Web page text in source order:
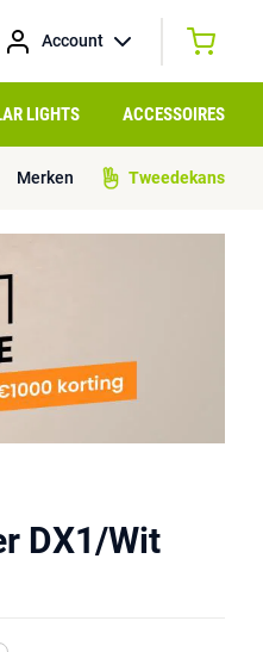
Account
LIGHTS ACCESSOIRES
Merken Tweedekans
DX1/Wit